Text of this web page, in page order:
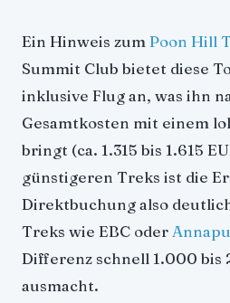
Ein Hinweis zum Poon Hill
Summit Club bietet diese
inklusive Flug an, was ihn
Gesamtkosten mit einem
bringt (ca. 1.315 bis 1.615
günstigeren Treks ist die
Direktbuchung also
Treks wie EBC oder
Differenz schnell 1.000 bis
ausmacht.